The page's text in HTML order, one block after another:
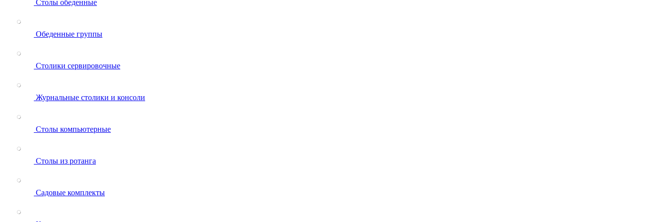
Столы обеденные
Обеденные группы
Столики сервировочные
Журнальные столики и консоли
Столы компьютерные
Столы из ротанга
Садовые комплекты